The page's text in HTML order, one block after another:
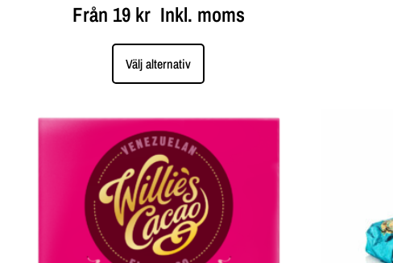
Från 19 krInkl. moms
Välj alternativ